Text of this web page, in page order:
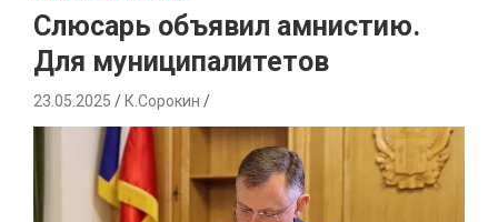
Слюсарь объявил амнистию.
Для муниципалитетов
23.05.2025 К.Сорокин